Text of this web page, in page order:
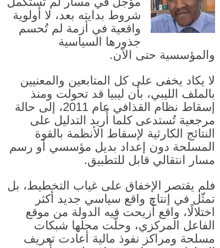
شروط بدايته بعد، لا أولوية
واقعية في أزمة لم تُحسم
جذورها السياسية
والمؤسسية حتى الآن.
لا يكاد يخفى على كل المتابعين والمعنيين
بالملف الليبي، بأن ليبيا قد تحولت ومنذ
إسقاط نظام القذافي عام 2011، إلى حالة
مرجعية تُستدعى كلما أُريد التدليل على
النتائج الكارثية لإسقاط الأنظمة بالقوة
المسلحة دون إعداد بديل مؤسسي أو رسم
مسار انتقالي قابل للتطبيق.
فلم يقتصر الإخفاق على غياب التخطيط، بل
تمثّل في إنتاج واقع سياسي جديد أكثر
اختلالًا، واقع أُزيحت فيه الدولة من موقع
الفاعل المركزي، وحلّت محلها شبكات
مسلحة ومراكز نفوذ مالية أعادت تعريف